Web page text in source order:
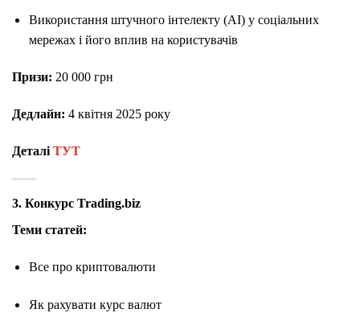
Використання штучного інтелекту (AI) у соціальних
мережах і його вплив на користувачів
Призи: 20 000 грн
Дедлайн: 4 квітня 2025 року
Деталі ТУТ
3. Конкурс Trading.biz
Теми статей:
Все про криптовалюти
Як рахувати курс валют